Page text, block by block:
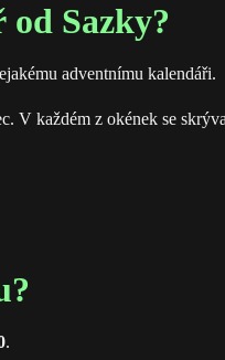
Sazky?
adventnímu kalendáři.
V každém z okének se
.